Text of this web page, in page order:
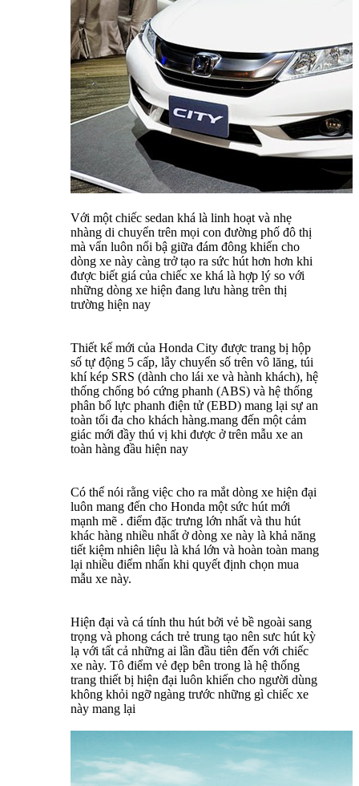
Với một chiếc sedan khá là linh hoạt và nhẹ
nhàng di chuyển trên mọi con đường phố đô thị
mà vẩn luôn nổi bậ giữa đám đông khiến cho
dòng xe này càng trở tạo ra sức hút hơn hơn khi
được biết giá của chiếc xe khá là hợp lý so với
những dòng xe hiện đang lưu hàng trên thị
trường hiện nay
Thiết kế mới của Honda City được trang bị hộp
số tự động 5 cấp, lẫy chuyển số trên vô lăng, túi
khí kép SRS (dành cho lái xe và hành khách), hệ
thống chống bó cứng phanh (ABS) và hệ thống
phân bổ lực phanh điện tử (EBD) mang lại sự an
toàn tối đa cho khách hàng.mang đến một cảm
giác mới đầy thú vị khi được ở trên mẫu xe an
toàn hàng đầu hiện nay
Có thể nói rằng việc cho ra mắt dòng xe hiện đại
luôn mang đến cho Honda một sức hút mới
mạnh mẽ . điểm đặc trưng lớn nhất và thu hút
khác hàng nhiều nhất ở dòng xe này là khả năng
tiết kiệm nhiên liệu là khá lớn và hoàn toàn mang
lại nhiều điểm nhấn khi quyết định chọn mua
mẫu xe này.
Hiện đại và cá tính thu hút bởi vẻ bề ngoài sang
trọng và phong cách trẻ trung tạo nên sưc hút kỳ
lạ với tất cả những ai lần đầu tiên đến với chiếc
xe này. Tô điểm vẻ đẹp bên trong là hệ thống
trang thiết bị hiện đại luôn khiến cho người dùng
không khỏi ngỡ ngàng trước những gì chiếc xe
này mang lại